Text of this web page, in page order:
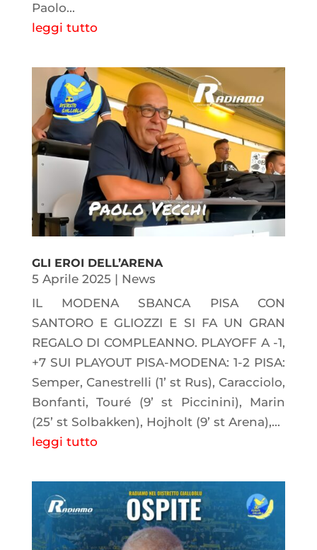
Paolo...
leggi tutto
GLI EROI DELL’ARENA
5 Aprile 2025 | News
IL MODENA SBANCA PISA CON
SANTORO E GLIOZZI E SI FA UN GRAN
REGALO DI COMPLEANNO. PLAYOFF A -1,
+7 SUI PLAYOUT PISA-MODENA: 1-2 PISA:
Semper, Canestrelli (1’ st Rus), Caracciolo,
Bonfanti, Touré (9’ st Piccinini), Marin
(25’ st Solbakken), Hojholt (9’ st Arena),...
leggi tutto